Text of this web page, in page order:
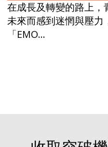
在成長及轉變的路上
未來而感到迷惘與壓力
「EMO...